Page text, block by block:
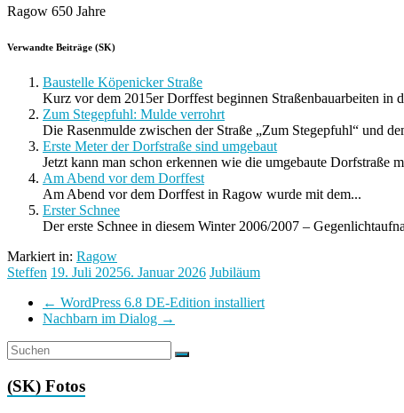
Ragow 650 Jahre
Verwandte Beiträge (SK)
Baustelle Köpenicker Straße
Kurz vor dem 2015er Dorffest beginnen Straßenbauarbeiten in
Zum Stegepfuhl: Mulde verrohrt
Die Rasenmulde zwischen der Straße „Zum Stegepfuhl“ und
Erste Meter der Dorfstraße sind umgebaut
Jetzt kann man schon erkennen wie die umgebaute Dorfstraße
Am Abend vor dem Dorffest
Am Abend vor dem Dorffest in Ragow wurde mit dem...
Erster Schnee
Der erste Schnee in diesem Winter 2006/2007 –
Markiert in: Ragow
Steffen 19. Juli 20256. Januar 2026 Jubiläum
← WordPress 6.8 DE-Edition installiert
Nachbarn im Dialog →
(SK) Fotos